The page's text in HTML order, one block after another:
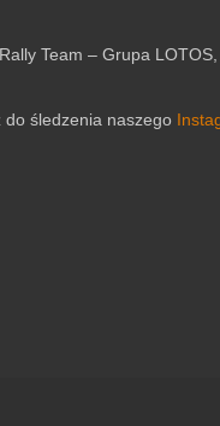
Team – Grupa
do śledzenia naszego